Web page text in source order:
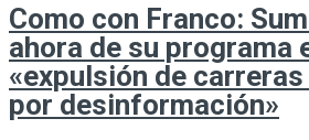
Como con Franco:
ahora de su programa
«expulsión de
por desinformación»